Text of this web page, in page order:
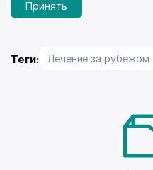
Принять
Теги: Лечение за рубежом